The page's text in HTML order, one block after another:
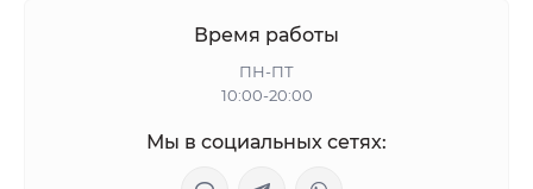
Время работы
ПН-ПТ
10:00-20:00
Мы в социальных сетях: